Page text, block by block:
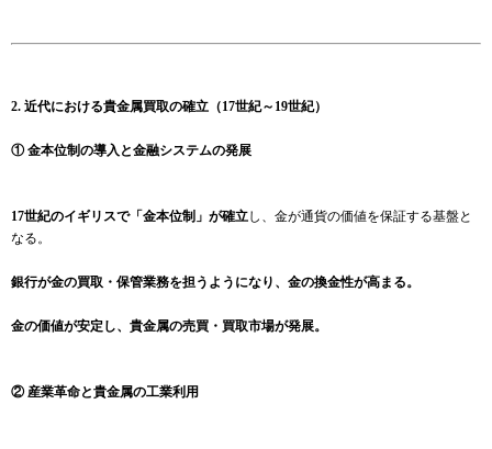
2. 近代における貴金属買取の確立（17世紀～19世紀）
① 金本位制の導入と金融システムの発展
17世紀のイギリスで「金本位制」が確立し、金が通貨の価値を保証する基盤と
なる。
銀行が金の買取・保管業務を担うようになり、金の換金性が高まる。
金の価値が安定し、貴金属の売買・買取市場が発展。
② 産業革命と貴金属の工業利用